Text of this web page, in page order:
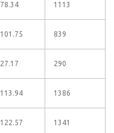
78.34 1113
101.75 839
27.17 290
113.94 1386
122.57 1341